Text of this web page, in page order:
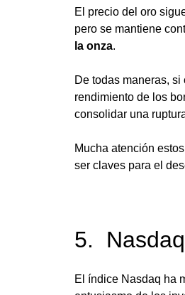
El precio del oro
pero se mantiene
la onza.
De todas maneras,
rendimiento de los
consolidar una
Mucha atención
ser claves para el
5.
El índice Nasdaq ha